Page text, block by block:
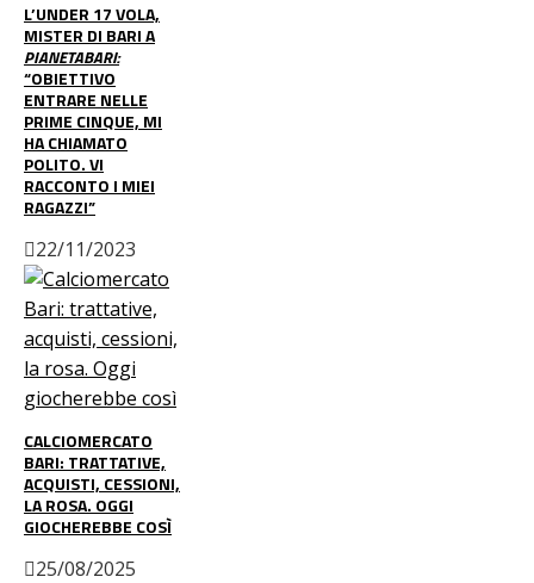
L’UNDER 17 VOLA,
MISTER DI BARI A
PIANETABARI:
“OBIETTIVO
ENTRARE NELLE
PRIME CINQUE, MI
HA CHIAMATO
POLITO. VI
RACCONTO I MIEI
RAGAZZI”
22/11/2023
CALCIOMERCATO
BARI: TRATTATIVE,
ACQUISTI, CESSIONI,
LA ROSA. OGGI
GIOCHEREBBE COSÌ
25/08/2025